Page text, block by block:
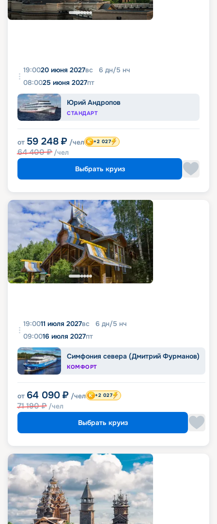
19:0020 июня 2027вс 6 дн/5 нч
08:0025 июня 2027пт
Юрий Андропов
СТАНДАРТ
от 59 248 ₽ /чел
64 400₽ /чел
+2 027
Выбрать круиз
19:0011 июля 2027вс 6 дн/5 нч
09:0016 июля 2027пт
Симфония севера (Дмитрий Фурманов)
КОМФОРТ
от 64 090 ₽ /чел
71 190₽ /чел
+2 027
Выбрать круиз